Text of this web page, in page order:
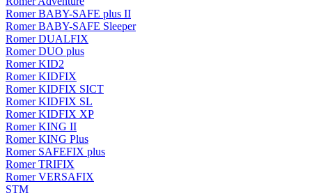
Romer BABY-SAFE plus II
Romer BABY-SAFE Sleeper
Romer DUALFIX
Romer DUO plus
Romer KID2
Romer KIDFIX
Romer KIDFIX SICT
Romer KIDFIX SL
Romer KIDFIX XP
Romer KING II
Romer KING Plus
Romer SAFEFIX plus
Romer TRIFIX
Romer VERSAFIX
STM